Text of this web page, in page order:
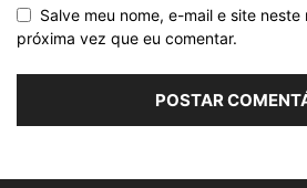
Salve meu nome, e-mail e site
próxima vez que eu comentar.